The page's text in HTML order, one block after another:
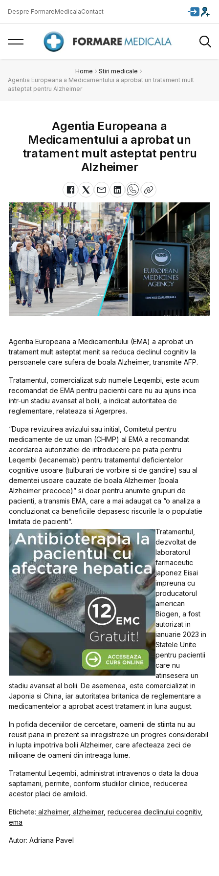
Despre FormareMedicalaContact
Home
Stiri medicale
Agentia Europeana a Medicamentului a aprobat un tratament mult
asteptat pentru Alzheimer
Agentia Europeana a
Medicamentului a aprobat un
tratament mult asteptat pentru
Alzheimer
Agentia Europeana a Medicamentului (EMA) a aprobat un
tratament mult asteptat menit sa reduca declinul cognitiv la
persoanele care sufera de boala Alzheimer, transmite AFP.
Tratamentul, comercializat sub numele Leqembi, este acum
recomandat de EMA pentru pacientii care nu au ajuns inca
intr-un stadiu avansat al bolii, a indicat autoritatea de
reglementare, relateaza si Agerpres.
“Dupa revizuirea avizului sau initial, Comitetul pentru
medicamente de uz uman (CHMP) al EMA a recomandat
acordarea autorizatiei de introducere pe piata pentru
Leqembi (lecanemab) pentru tratamentul deficientelor
cognitive usoare (tulburari de vorbire si de gandire) sau al
dementei usoare cauzate de boala Alzheimer (boala
Alzheimer precoce)” si doar pentru anumite grupuri de
pacienti, a transmis EMA, care a mai adaugat ca “o analiza a
concluzionat ca beneficiile depasesc riscurile la o populatie
limitata de pacienti”.
Tratamentul,
dezvoltat de
laboratorul
farmaceutic
japonez Eisai
impreuna cu
producatorul
american
Biogen, a fost
autorizat in
ianuarie 2023 in
Statele Unite
pentru pacientii
care nu
atinsesera un
stadiu avansat al bolii. De asemenea, este comercializat in
Japonia si China, iar autoritatea britanica de reglementare a
medicamentelor a aprobat acest tratament in luna august.
In pofida deceniilor de cercetare, oamenii de stiinta nu au
reusit pana in prezent sa inregistreze un progres considerabil
in lupta impotriva bolii Alzheimer, care afecteaza zeci de
milioane de oameni din intreaga lume.
Tratamentul Leqembi, administrat intravenos o data la doua
saptamani, permite, conform studiilor clinice, reducerea
acestor placi de amiloid.
Etichete: alzheimer, alzheimer,reducerea declinului cognitiv,
ema
Autor: Adriana Pavel